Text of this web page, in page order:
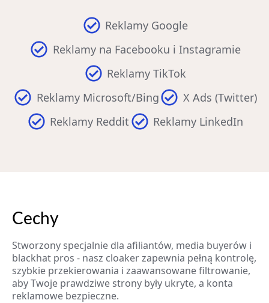
Reklamy Google
Reklamy na Facebooku i Instagramie
Reklamy TikTok
Reklamy Microsoft/Bing
X Ads (Twitter)
Reklamy Reddit
Reklamy LinkedIn
Cechy
Stworzony specjalnie dla afiliantów, media buyerów i
blackhat pros - nasz cloaker zapewnia pełną kontrolę,
szybkie przekierowania i zaawansowane filtrowanie,
aby Twoje prawdziwe strony były ukryte, a konta
reklamowe bezpieczne.